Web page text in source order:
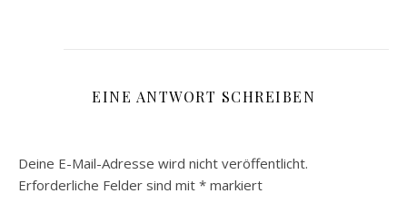
EINE ANTWORT SCHREIBEN
Deine E-Mail-Adresse wird nicht veröffentlicht.
Erforderliche Felder sind mit * markiert